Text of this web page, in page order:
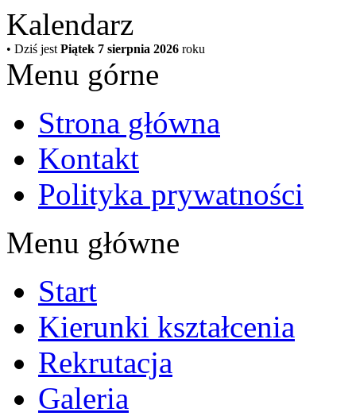
Kalendarz
• Dziś jest Piątek 7 sierpnia 2026 roku
Menu górne
Strona główna
Kontakt
Polityka prywatności
Menu główne
Start
Kierunki kształcenia
Rekrutacja
Galeria